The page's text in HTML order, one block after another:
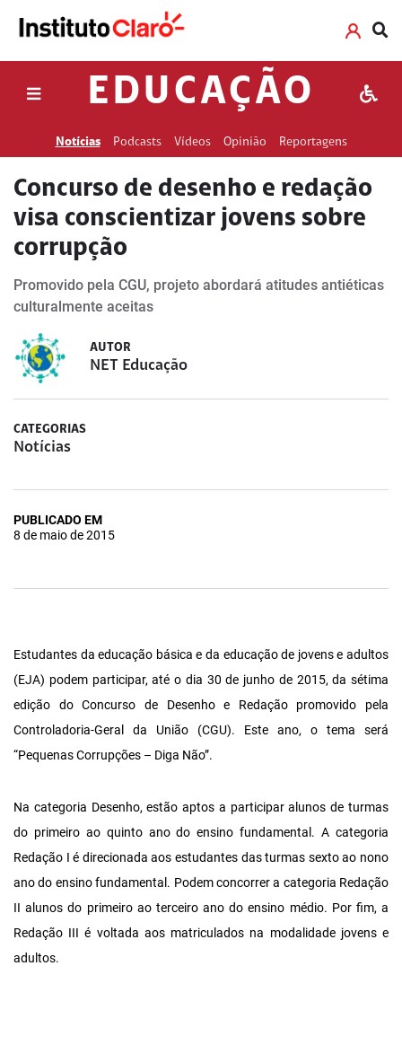
EDUCAÇÃO
Notícias Podcasts Vídeos Opinião Reportagens
Concurso de desenho e redação
visa conscientizar jovens sobre
corrupção
Promovido pela CGU, projeto abordará atitudes antiéticas
culturalmente aceitas
AUTOR
NET Educação
CATEGORIAS
Notícias
PUBLICADO EM
8 de maio de 2015
Estudantes da educação básica e da educação de jovens e adultos
(EJA) podem participar, até o dia 30 de junho de 2015, da sétima
edição do Concurso de Desenho e Redação promovido pela
Controladoria-Geral da União (CGU). Este ano, o tema será
“Pequenas Corrupções – Diga Não”.
Na categoria Desenho, estão aptos a participar alunos de turmas
do primeiro ao quinto ano do ensino fundamental. A categoria
Redação I é direcionada aos estudantes das turmas sexto ao nono
ano do ensino fundamental. Podem concorrer a categoria Redação
II alunos do primeiro ao terceiro ano do ensino médio. Por fim, a
Redação III é voltada aos matriculados na modalidade jovens e
adultos.